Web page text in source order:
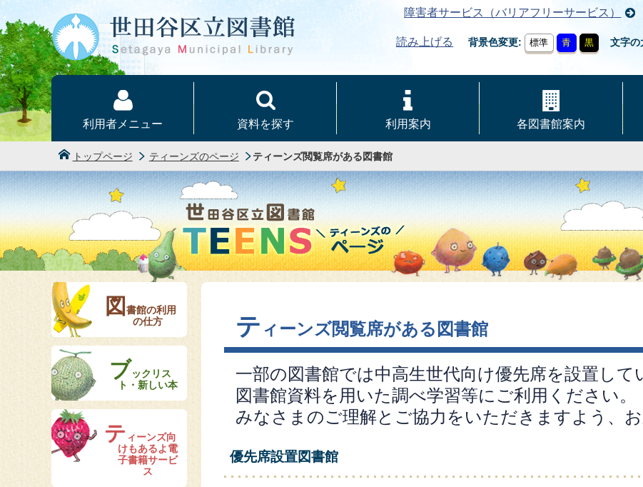
本文へ
障害者サービス（バリアフリーサービス）
読み上げる 背景色変更 標準 青 黒 文字の
利用者メニュー 資料を探す 利用案内 各図書館案内
トップページ ティーンズのページ ティーンズ閲覧席がある図書館
テ ィーンズ閲覧席がある図書館
一部の図書館では中高生世代向け優先席を設置して
図書館資料を用いた調べ学習等にご利用ください。
みなさまのご理解とご協力をいただきますよう、お
優先席設置図書館
図 書館の利用
の仕方
ブックリス
ト・新しい本
テ ィーンズ向
けもあるよ電
子書籍サービ
ス